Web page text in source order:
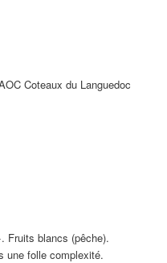
Coteaux du Languedoc
Fruits blancs (pêche).
une folle complexité.